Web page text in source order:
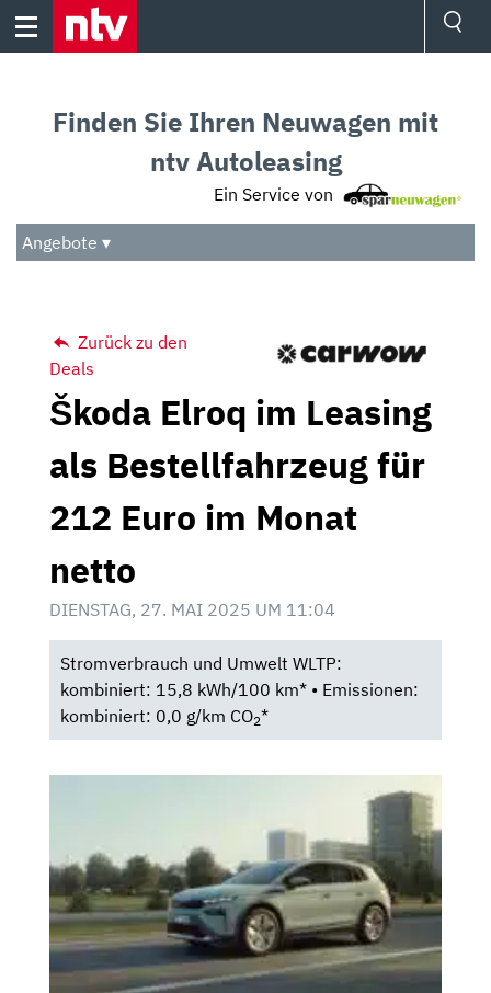
Skip
Audio
Das Beste
Finden Sie Ihren Neuwagen mit
ntv Autoleasing
Ein Service von
Angebote ▾
Zurück zu den
Deals
Škoda Elroq im Leasing
als Bestellfahrzeug für
212 Euro im Monat
netto
DIENSTAG, 27. MAI 2025 UM 11:04
Stromverbrauch und Umwelt WLTP:
kombiniert: 15,8 kWh/100 km* • Emissionen:
kombiniert: 0,0 g/km CO2*